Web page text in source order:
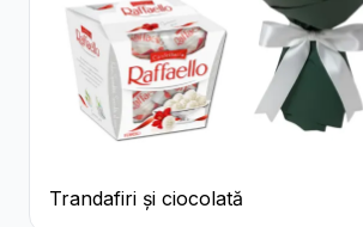
Trandafiri și ciocolată